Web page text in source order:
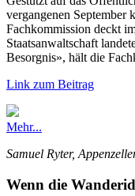
vergangenen September
Fachkommission deckt
Staatsanwaltschaft
Besorgnis», hält die
Link zum Beitrag
Mehr...
Samuel Ryter,
Wenn die